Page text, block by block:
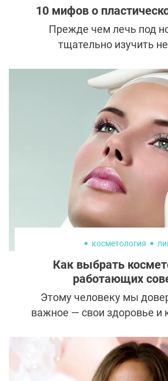
10 мифов о
Прежде чем лечь под
тщательно изучить
хирургах, но и мифы и
эстетической медицины.
подход убедит в
пластической операции
косметология
Как выбрать
работающих
Этому человеку мы
важное — свои здоровье и
масса специалистов
услуги в социальных сетях,
сделать особенно сложно.